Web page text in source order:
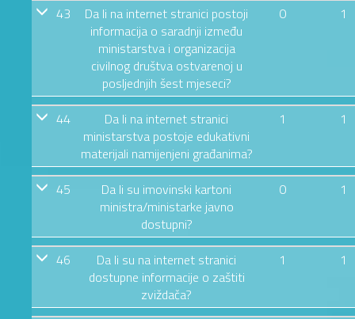
43
Da li na internet stranici postoji
informacija o saradnji između
ministarstva i organizacija
civilnog društva ostvarenoj u
posljednjih šest mjeseci?
0 1
44
Da li na internet stranici
ministarstva postoje edukativni
materijali namijenjeni građanima?
1 1
45
Da li su imovinski kartoni
ministra/ministarke javno
dostupni?
0 1
46
Da li su na internet stranici
dostupne informacije o zaštiti
zviždača?
1 1